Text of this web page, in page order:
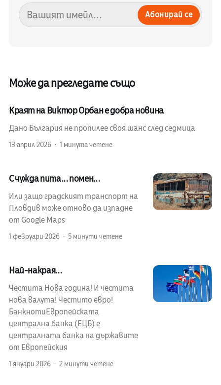
Абонирай се
Може да прегледате също
Краят на Виктор Орбан е добра новина
Дано България не пропилее своя шанс след седмица
13 април 2026 1 минута четене
С чужда пита... помен...
Или защо градският транспорт на
Пловдив може отново да изпадне
от Google Maps
1 февруари 2026 5 минути четене
Най-накрая...
Честита Нова година! И честита
нова валута! Честито евро!
БанкнотиЕвропейската
централна банка (ЕЦБ) е
централната банка на държавите
от Европейския
1 януари 2026 2 минути четене